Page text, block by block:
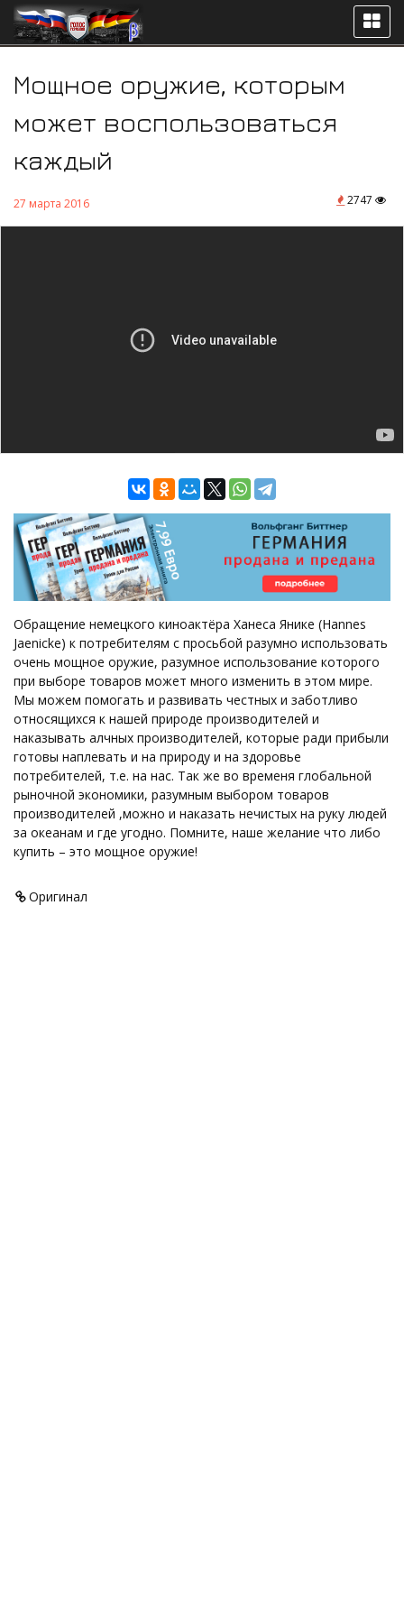
Мощное оружие, которым
может воспользоваться
каждый
27 марта 2016 2747
Обращение немецкого киноактёра Ханеса Янике (Hannes
Jaenicke) к потребителям с просьбой разумно использовать
очень мощное оружие, разумное использование которого
при выборе товаров может много изменить в этом мире.
Мы можем помогать и развивать честных и заботливо
относящихся к нашей природе производителей и
наказывать алчных производителей, которые ради прибыли
готовы наплевать и на природу и на здоровье
потребителей, т.е. на нас. Так же во временя глобальной
рыночной экономики, разумным выбором товаров
производителей ,можно и наказать нечистых на руку людей
за океанам и где угодно. Помните, наше желание что либо
купить – это мощное оружие!
Оригинал